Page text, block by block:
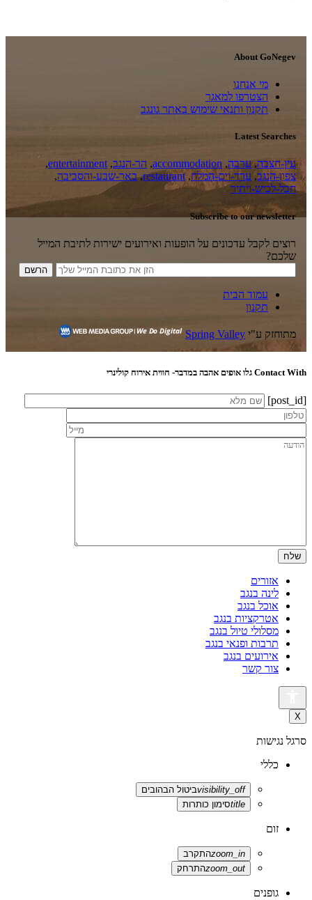
About GoNegev
מי אנחנו
הצטרפו למאגר
תקנון ותנאי שימוש באתר גונגב
Latest Searches
עין-חצבה,ערבה,
accommodation
, הר-הנגב,
entertainment
,
צפון-הנגב, ערד-וים-המלח,
restaurant
,באר-שבע-והסביבה,
חבל-לכיש-ויתיר
Subscribe to our newsletter
רוצים לקבל עדכונים על הופעות ואירועים ישירות לתיבת המייל
שלכם?
עמוד הבית
תקנון
מתוחזק ע"י Spring Valley
Contact With גלו אופים אהבה במדבר- חווית אירוח קולינרי
[post_id]
אזורים
לינה בנגב
אוכל בנגב
אטרקציות בנגב
מסלולי טיול בנגב
תרבות ופנאי בנגב
אירועים בנגב
צור קשר
סגירת
סרגל
הנגישות
X
סרגל נגישות
כללי
visibility_offביטול הבהובים
titleסימון כותרות
זום
zoom_inהתקרב
zoom_outהתרחק
גופנים